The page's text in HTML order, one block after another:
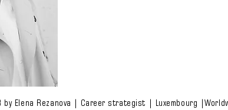
Elena Rezanova | Career strategist | Luxembourg